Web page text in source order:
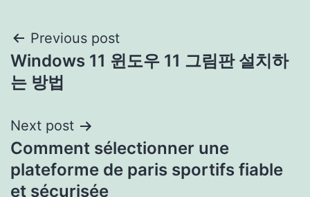
Post
navigation
Previous post
Windows 11 윈도우 11 그림판 설치하
는 방법
Next post
Comment sélectionner une
plateforme de paris sportifs fiable
et sécurisée